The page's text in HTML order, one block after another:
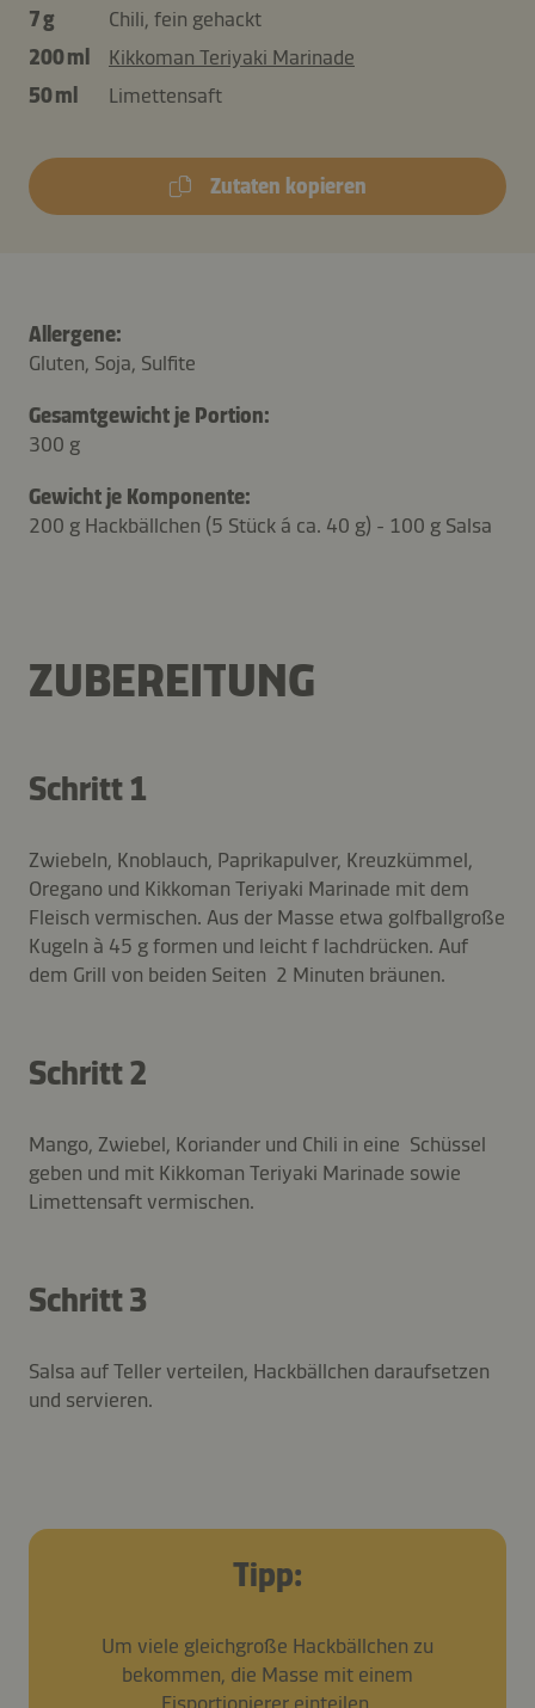
7 g
Chili, fein gehackt
200 ml
Kikkoman Teriyaki Marinade
50 ml
Limettensaft
Zutaten kopieren
Allergene:
Gluten, Soja, Sulfite
Gesamtgewicht je Portion:
300 g
Gewicht je Komponente:
200 g Hackbällchen (5 Stück á ca. 40 g) - 100 g Salsa
ZUBEREITUNG
Schritt 1
Zwiebeln, Knoblauch, Paprikapulver, Kreuzkümmel,
Oregano und Kikkoman Teriyaki Marinade mit dem
Fleisch vermischen. Aus der Masse etwa golfballgroße
Kugeln à 45 g formen und leicht f lachdrücken. Auf
dem Grill von beiden Seiten 2 Minuten bräunen.
Schritt 2
Mango, Zwiebel, Koriander und Chili in eine Schüssel
geben und mit Kikkoman Teriyaki Marinade sowie
Limettensaft vermischen.
Schritt 3
Salsa auf Teller verteilen, Hackbällchen daraufsetzen
und servieren.
Tipp:
Um viele gleichgroße Hackbällchen zu
bekommen, die Masse mit einem
Eisportionierer einteilen.